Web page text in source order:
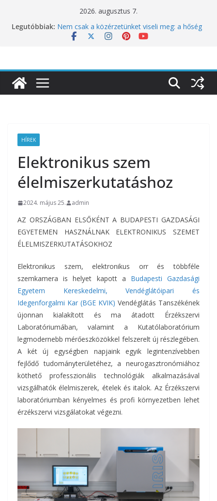
content
2026. augusztus 7.
Legutóbbiak: éttermeinek inspirációiból született jubileumi
menü
Budapest is csatlakozik a Perui Pisco Világnap
Nem a koffeinnel van a baj, hanem azzal,
HÍREK
Elektronikus szem
élelmiszerkutatáshoz
2024. május 25. admin
AZ ORSZÁGBAN ELSŐKÉNT A BUDAPESTI GAZDASÁGI
EGYETEMEN HASZNÁLNAK ELEKTRONIKUS SZEMET
ÉLELMISZERKUTATÁSOKHOZ
Elektronikus szem, elektronikus orr és többféle
szemkamera is helyet kapott a Budapesti Gazdasági
Egyetem Kereskedelmi, Vendéglátóipari és
Idegenforgalmi Kar (BGE KVIK) Vendéglátás Tanszékének
újonnan kialakított és ma átadott Érzékszervi
Laboratóriumában, valamint a Kutatólaboratórium
legmodernebb mérőeszközökkel felszerelt új részlegében.
A két új egységben napjaink egyik legintenzívebben
fejlődő tudományterületéhez, a neurogasztronómiához
köthető professzionális technológiák alkalmazásával
vizsgálhatók élelmiszerek, ételek és italok. Az Érzékszervi
laboratóriumban kényelmes és profi környezetben lehet
érzékszervi vizsgálatokat végezni.